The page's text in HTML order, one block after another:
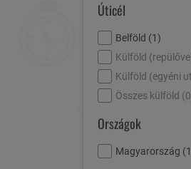
Úticél
Belföld (1)
Külföld
Külföld (egyéni
Összes külföld (0
Országok
Magyarország (1